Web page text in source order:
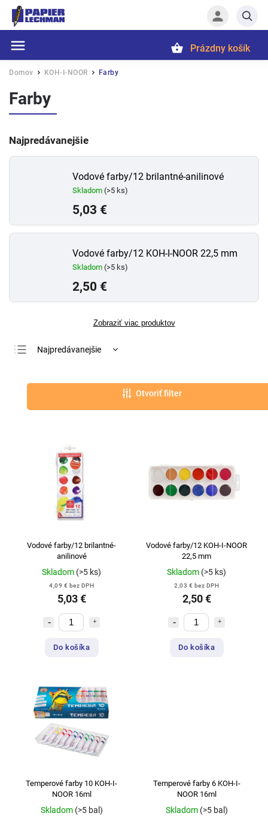
Prázdny košík
Domov / KOH-I-NOOR / Farby
Farby
Najpredávanejšie
Vodové farby/12 brilantné-anilinové
Skladom (>5 ks)
5,03 €
Vodové farby/12 KOH-I-NOOR 22,5 mm
Skladom (>5 ks)
2,50 €
Zobraziť viac produktov
Najpredávanejšie
Otvoriť filter
Vodové farby/12 brilantné-
anilinové
Skladom (>5 ks)
4,09 € bez DPH
5,03 €
Do košíka
Vodové farby/12 KOH-I-NOOR
22,5 mm
Skladom (>5 ks)
2,03 € bez DPH
2,50 €
Do košíka
Temperové farby 10 KOH-I-
NOOR 16ml
Skladom (>5 bal)
Temperové farby 6 KOH-I-
NOOR 16ml
Skladom (>5 bal)